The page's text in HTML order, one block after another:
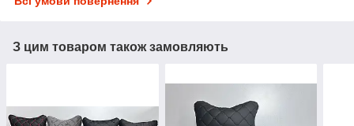
З цим товаром також замовляють